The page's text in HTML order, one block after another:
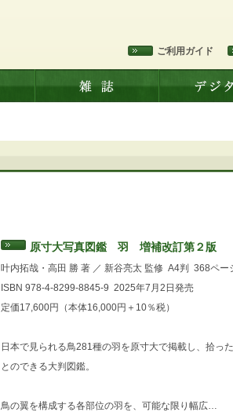
ご利用ガイド
原寸大写真図鑑 羽 増補改訂第２版
叶内拓哉・高田 勝 著 ／ 新谷亮太 監修 A4判
368ペー
ISBN 978-4-8299-8845-9 2025年7月2日発売
定価17,600円（本体16,000円＋10％税）
日本で見られる鳥281種の羽を原寸大で掲載し、拾っ
とのできる大判図鑑。
鳥の翼を構成する各部位の羽を、可能な限り幅広…